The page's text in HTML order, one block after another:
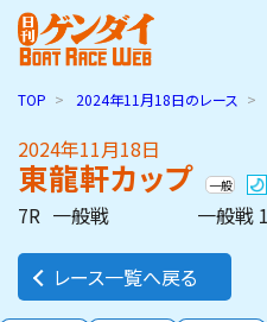
TOP 2024年11月18日のレース
2024年11月18日
東龍軒カップ 一般
7R 一般戦 一般戦
レース一覧へ戻る